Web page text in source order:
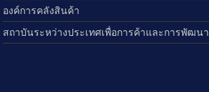
องค์การคลังสินค้า
สถาบันระหว่างประเทศเพื่อการค้าและการพัฒนา